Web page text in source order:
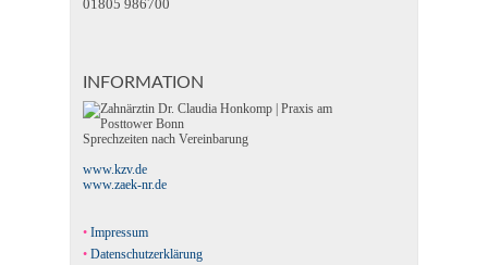
01805 986700
INFORMATION
Sprechzeiten nach Vereinbarung
www.kzv.de
www.zaek-nr.de
Impressum
Datenschutzerklärung